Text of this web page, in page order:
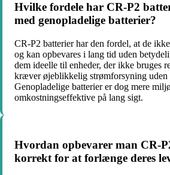
Hvilke fordele har CR-P2
med genopladelige batterier?
CR-P2 batterier har den fordel, at de
og kan opbevares i lang tid uden
dem ideelle til enheder, der ikke bruges
kræver øjeblikkelig strømforsyning uden
Genopladelige batterier er dog mere
omkostningseffektive på lang sigt.
Hvordan opbevarer man CR-
korrekt for at forlænge deres